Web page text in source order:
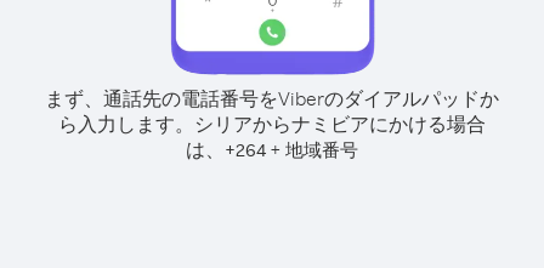
まず、通話先の電話番号をViberのダイアルパッドか
ら入力します。 シリアからナミビアにかける場合
は、 +264 + 地域番号